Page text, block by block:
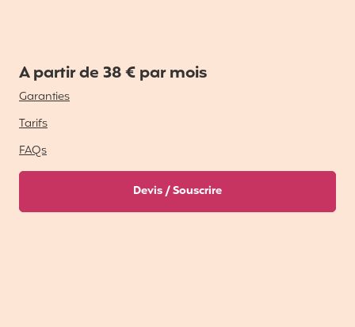
A partir de 38 € par mois
Garanties
Tarifs
FAQs
Devis / Souscrire